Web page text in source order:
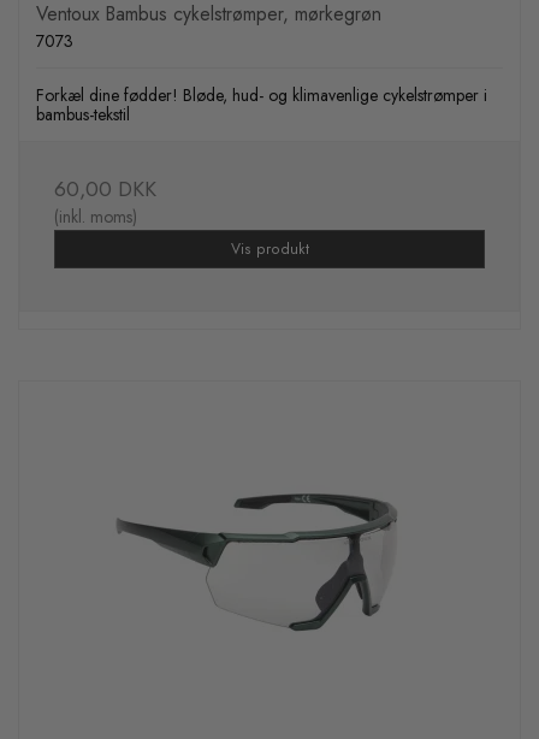
Ventoux Bambus cykelstrømper, mørkegrøn
7073
Forkæl dine fødder! Bløde, hud- og klimavenlige cykelstrømper i
bambus-tekstil
60,00 DKK
(inkl. moms)
Vis produkt